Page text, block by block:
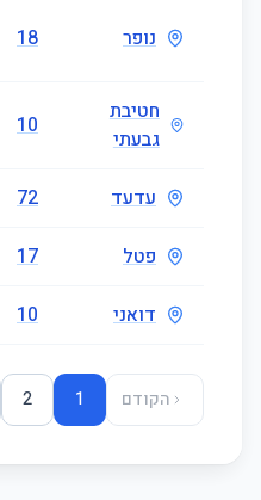
נופר 18
חטיבת
גבעתי
10
עדעד 72
פטל 17
דואני 10
הקודם 1
2